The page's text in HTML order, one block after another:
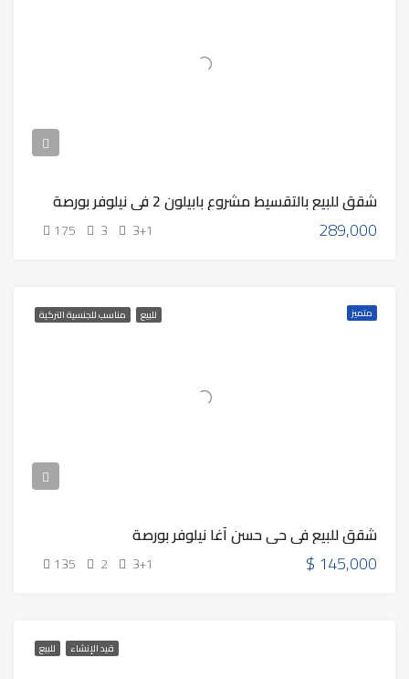
شقق للبيع بالتقسيط مشروع بابيلون 2 في نيلوفر بورصة
289,000
3+1
3
175
متميز للبيع مناسب للجنسية التركية
شقق للبيع في حي حسن آغا نيلوفر بورصة
$ 145,000
3+1
2
135
قيد الإنشاء للبيع